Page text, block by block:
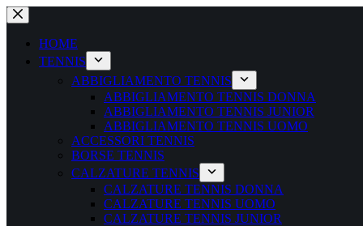
Salta
al
contenutoHOME
TENNIS
ABBIGLIAMENTO TENNIS
ABBIGLIAMENTO TENNIS DONNA
ABBIGLIAMENTO TENNIS JUNIOR
ABBIGLIAMENTO TENNIS UOMO
ACCESSORI TENNIS
BORSE TENNIS
CALZATURE TENNIS
CALZATURE TENNIS DONNA
CALZATURE TENNIS UOMO
CALZATURE TENNIS JUNIOR